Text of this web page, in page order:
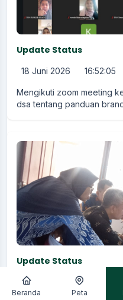
Update Status
18 Juni 2026 16:52:05
Mengikuti zoom meeting
dsa tentang panduan
Update Status
18 Juni 2026
Beranda Peta